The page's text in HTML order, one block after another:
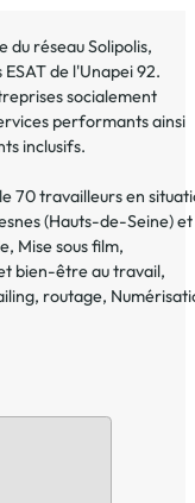
du réseau Solipolis,
de l'Unapei 92.
socialement
performants ainsi
inclusifs.
70 travailleurs en
(Hauts-de-Seine) et
Mise sous film,
bien-être au travail,
routage,